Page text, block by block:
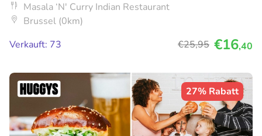
Masala ‘N' Curry Indian Restaurant
Brussel (0km)
Verkauft: 73
€25,95 €16,40
27% Rabatt